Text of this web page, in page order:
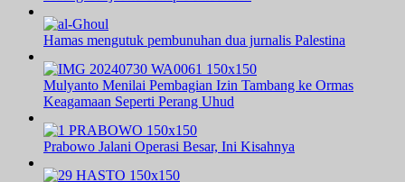
Hamas mengutuk pembunuhan dua jurnalis Palestina
Mulyanto Menilai Pembagian Izin Tambang ke Ormas
Keagamaan Seperti Perang Uhud
Prabowo Jalani Operasi Besar, Ini Kisahnya